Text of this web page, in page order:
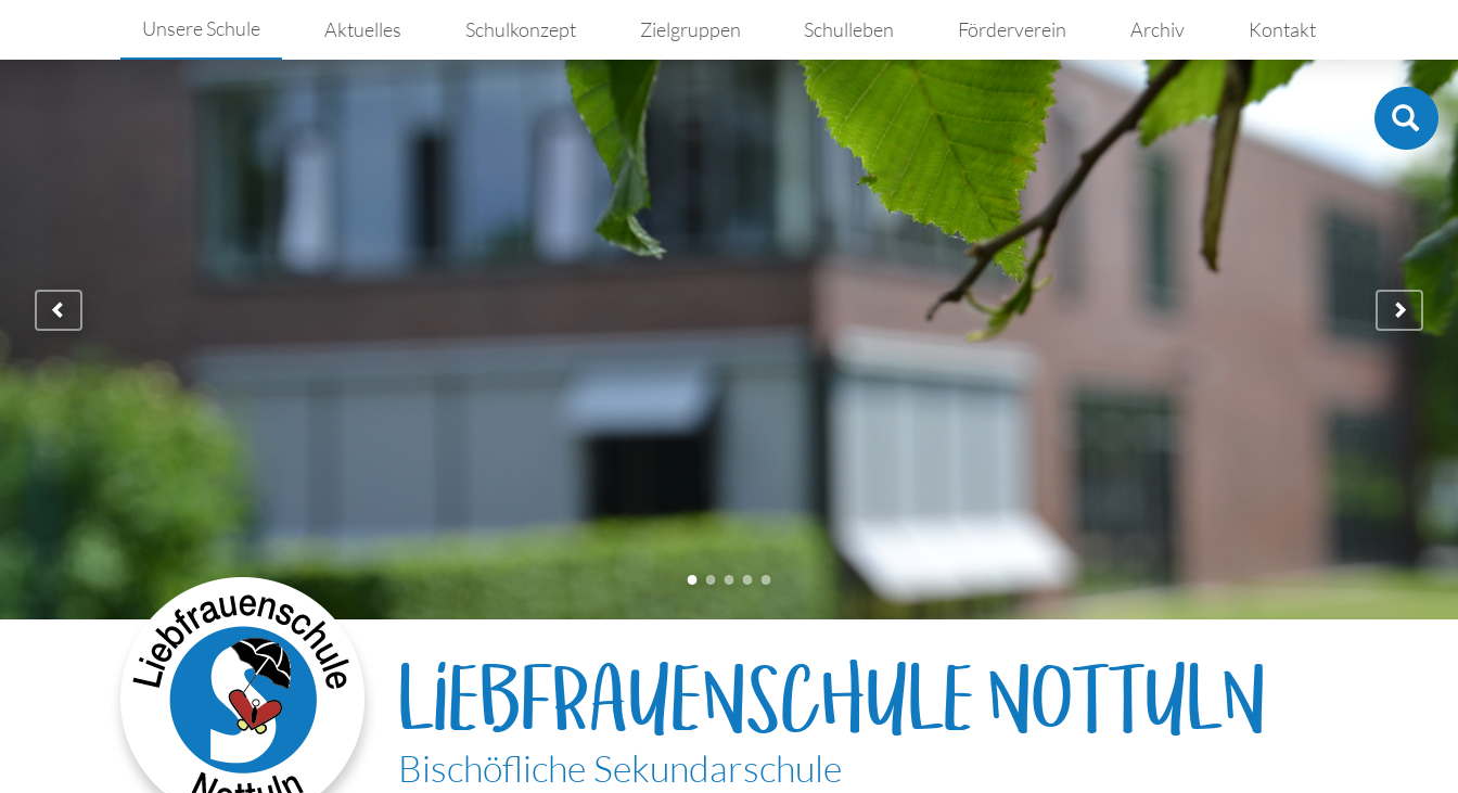
Unsere Schule Aktuelles Schulkonzept Zielgruppen Schulleben Förderverein Archiv Kontakt
LIEBFRAUENSCHULE NOTTULN
Bischöfliche Sekundarschule